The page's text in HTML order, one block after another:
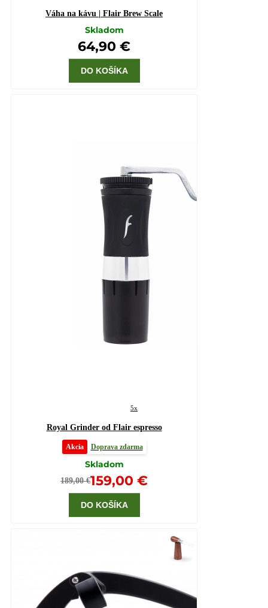
Váha na kávu | Flair Brew Scale
Skladom
64,90 €
DO KOŠÍKA
5x
Royal Grinder od Flair espresso
Akcia Doprava zdarma
Skladom
189,00 €159,00 €
DO KOŠÍKA